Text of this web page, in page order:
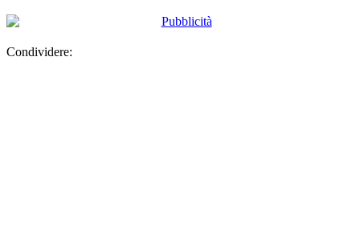
Condividere: